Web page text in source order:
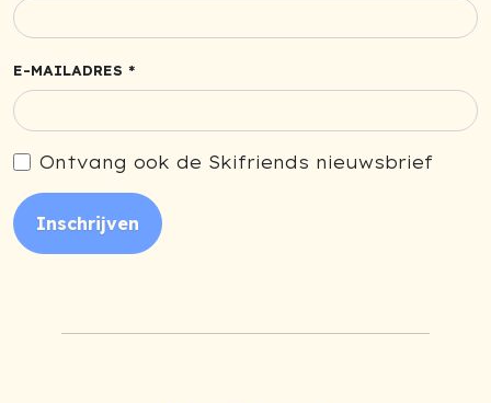
E-MAILADRES *
Ontvang ook de Skifriends nieuwsbrief
Inschrijven